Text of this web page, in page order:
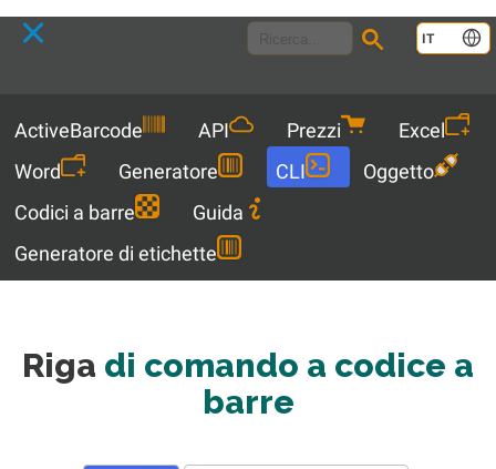
IT
ActiveBarcode API Prezzi
Excel
Word
Generatore CLI
Oggetto
Codici a barre
Guida
Generatore di etichette
Riga di comando a codice a
barre